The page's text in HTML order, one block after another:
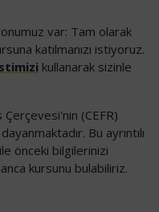
var: Tam olarak
katılmanızı istiyoruz.
kullanarak sizinle
(CEFR)
Bu ayrıntılı
önceki bilgilerinizi
kursunu bulabiliriz.